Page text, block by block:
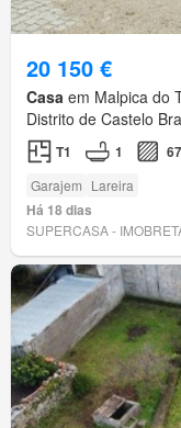
20 150 €
Casa em Malpica do
Distrito de Castelo
T1 1
Garajem Lareira
Há 18 dias
SUPERCASA -